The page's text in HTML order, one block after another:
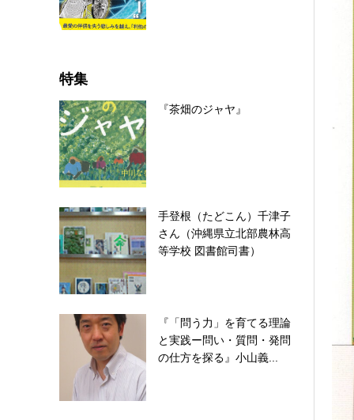
特集
『茶畑のジャヤ』
手登根（たどこん）千津子
さん（沖縄県立北部農林高
等学校 図書館司書）
『「問う力」を育てる理論
と実践ー問い・質問・発問
の仕方を探る』小山義...